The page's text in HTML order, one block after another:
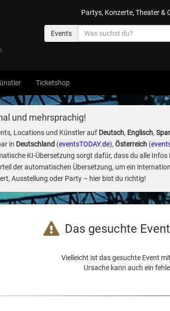
Partys, Konzerte, Theater &
Events
Ticketshop
und mehrsprachig!
Locations und Künstler auf Deutsch, Englisch,
in Deutschland (eventsTODAY.de), Österreich(
KI-Übersetzung sorgt dafür, dass du alle
der automatischen Übersetzung, um ein
Ausstellung oder Party – hier bist du richtig!
Das gesuchte
Vielleicht ist das gesuchte Event
Ursache kann auch ein